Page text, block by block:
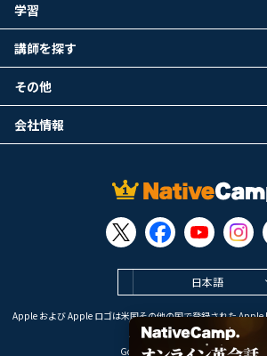
日本語
Apple および Apple ロゴは米国その他の国で登録された Apple
Apple Inc. のサービスマークです。
Google Play は Google LLC の商標で
学習
講師を探す
その他
会社情報